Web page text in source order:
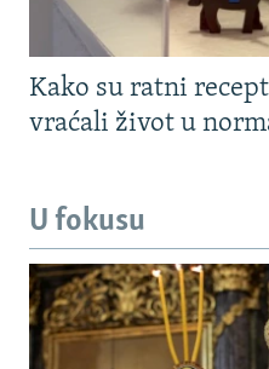
Kako su ratni
vraćali život u
U fokusu